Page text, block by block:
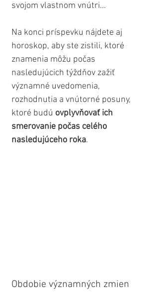
svojom vlastnom vnútri...
Na konci príspevku nájdete aj
horoskop, aby ste zistili, ktoré
znamenia môžu počas
nasledujúcich týždňov zažiť
významné uvedomenia,
rozhodnutia a vnútorné posuny,
ktoré budú ovplyvňovať ich
smerovanie počas celého
nasledujúceho roka.
Obdobie významných zmien